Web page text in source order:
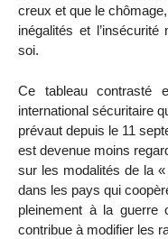
creux et que le
inégalités et
soi.
Ce tableau contrasté
international sécuritaire
prévaut depuis le 11
est devenue moins
sur les modalités de la
dans les pays qui
pleinement à la guerre
contribue à modifier les